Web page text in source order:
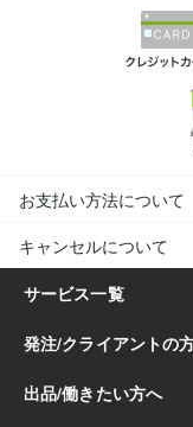
お支払い方法について
キャンセルについて